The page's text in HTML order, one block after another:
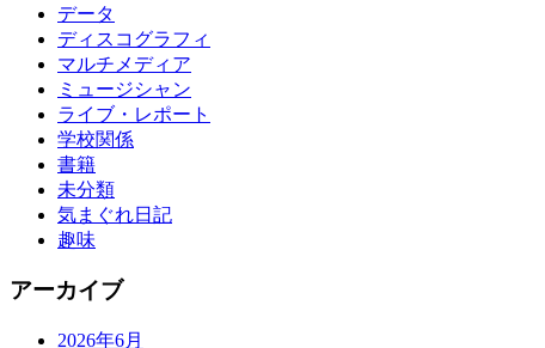
データ
ディスコグラフィ
マルチメディア
ミュージシャン
ライブ・レポート
学校関係
書籍
未分類
気まぐれ日記
趣味
アーカイブ
2026年6月